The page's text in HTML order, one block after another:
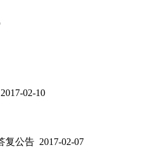
02-10
复公告 2017-02-07